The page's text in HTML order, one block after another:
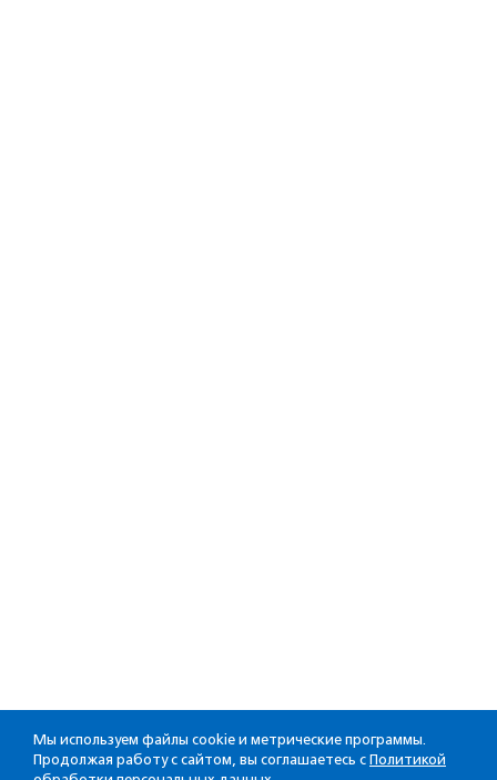
Мы используем файлы cookie и метрические программы.
Продолжая работу с сайтом, вы соглашаетесь с Политикой